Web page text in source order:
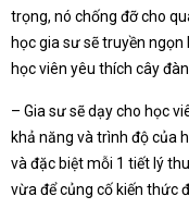
trọng, nó chống đỡ cho
học gia sư sẽ truyền
học viên yêu thích cây
– Gia sư sẽ dạy cho học
khả năng và trình độ của
và đặc biệt mỗi 1 tiết lý
vừa để củng cố kiến thức